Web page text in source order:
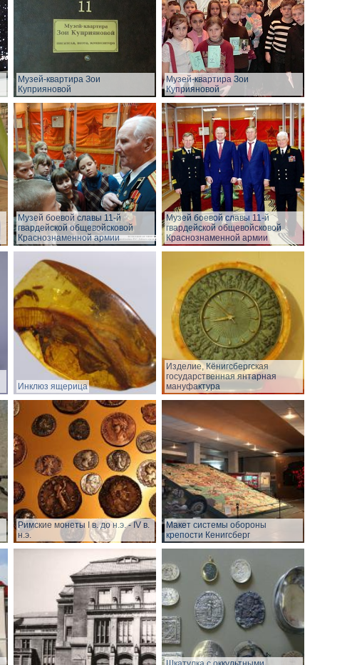
Музей-квартира Зои
Куприяновой
Музей-квартира Зои
Куприяновой
Музей боевой славы 11-й
гвардейской общевойсковой
Краснознаменной армии
Музей боевой славы 11-й
гвардейской общевойсковой
Краснознаменной армии
Инклюз ящерица
Изделие, Кёнигсбергская
государственная янтарная
мануфактура
Римские монеты I в. до н.э. - IV в.
н.э.
Макет системы обороны
крепости Кенигсберг